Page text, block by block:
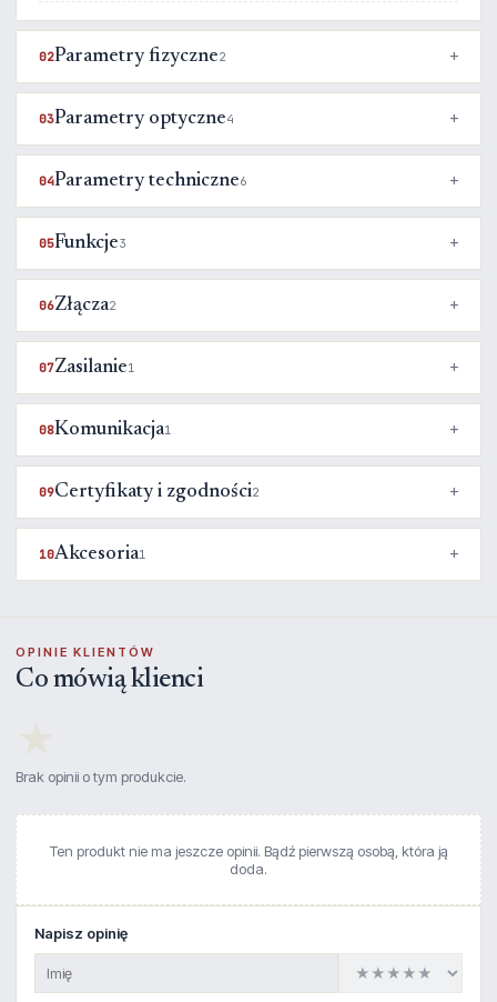
02Parametry fizyczne2
03Parametry optyczne4
04Parametry techniczne6
05Funkcje3
06Złącza2
07Zasilanie1
08Komunikacja1
09Certyfikaty i zgodności2
10Akcesoria1
OPINIE KLIENTÓW
Co mówią klienci
Brak opinii o tym produkcie.
Ten produkt nie ma jeszcze opinii. Bądź pierwszą osobą, która ją
doda.
Napisz opinię